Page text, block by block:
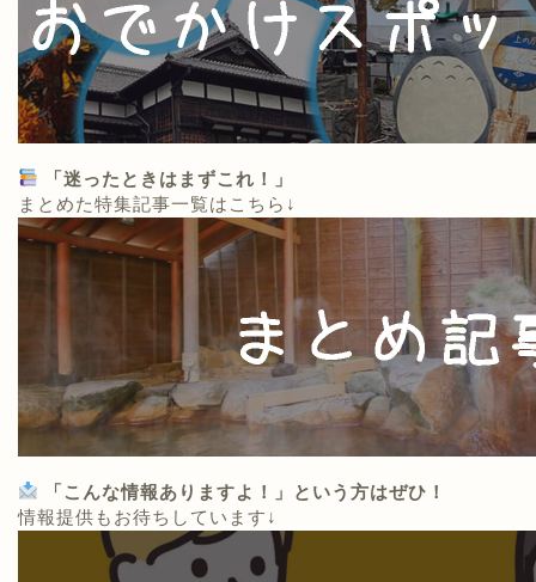
「迷ったときはまずこれ！」
まとめた特集記事一覧はこちら↓
「こんな情報ありますよ！」という方はぜひ！
情報提供もお待ちしています↓